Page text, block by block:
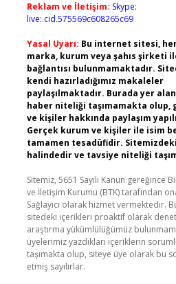
Reklam ve İletişim: Skype:
live:.cid.575569c608265c69
Yasal Uyarı: Bu internet sitesi,
marka, kurum veya şahıs şirketi
bağlantısı bulunmamaktadır.
kendi hazırladığımız makaleler
paylaşılmaktadır. Burada yer
haber niteliği taşımamakta olup,
ve kişiler hakkında paylaşım
Gerçek kurum ve kişiler ile isim
tamamen tesadüfidir.
halindedir ve tavsiye niteliği
Sitemiz, 5651 Sayılı Kanun gereğince
ve İletişim Kurumu (BTK) tarafından
Sağlayıcı olarak hizmet vermektedir.
sitedeki içerikleri proaktif olarak
araştırma yükümlülüğümüz
üyelerimiz yazdıkları içeriklerin
taşımakta olup, siteye üye olarak bu
etmiş sayılırlar.